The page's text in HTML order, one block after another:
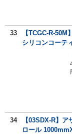
33
【TCGC-R-
シリコンコーテ
34
【03SDX-R】
ロール